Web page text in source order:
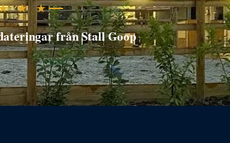
★ ★
från Stall Goop